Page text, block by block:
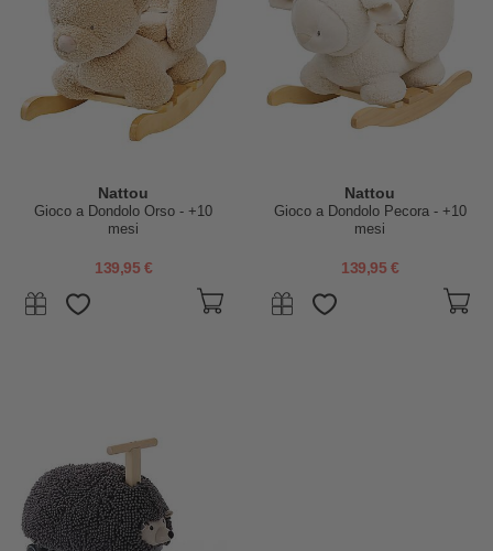
Nattou
Gioco a Dondolo Orso - +10
mesi
139,95 €
Nattou
Gioco a Dondolo Pecora - +10
mesi
139,95 €